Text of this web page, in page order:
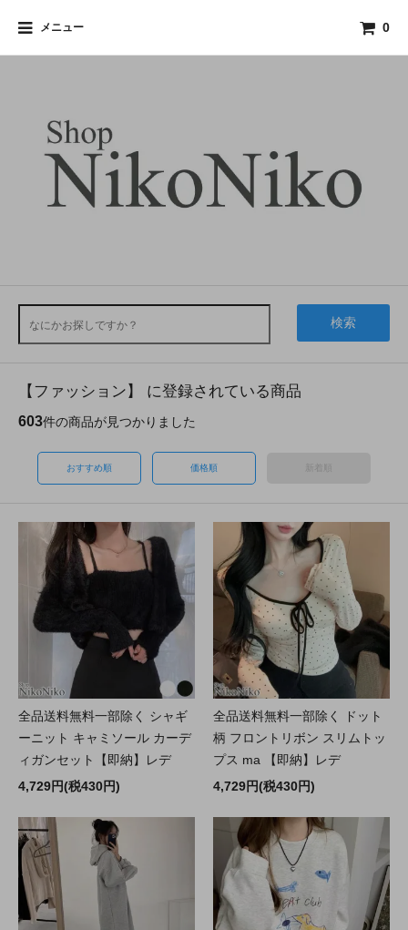
メニュー 0
検索
【ファッション】 に登録されている商品
603件の商品が見つかりました
おすすめ順 価格順
全品送料無料一部除く シャギ
ーニット キャミソール カーデ
ィガンセット【即納】レデ
4,729円(税430円)
全品送料無料一部除く ドット
柄 フロントリボン スリムトッ
プス ma 【即納】レデ
4,729円(税430円)